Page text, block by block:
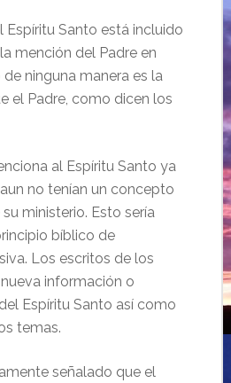
Espíritu Santo está incluido
mención del Padre en
de ninguna manera es la
el Padre, como dicen los
al Espíritu Santo ya
no tenían un concepto
ministerio. Esto sería
bíblico de
Los escritos de los
información o
Espíritu Santo así como
temas.
señalado que el